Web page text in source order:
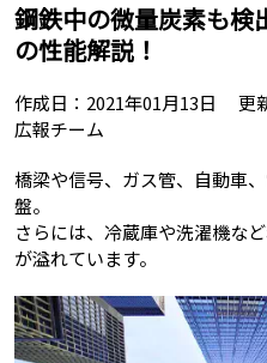
鋼鉄中の微量炭素も検
の性能解説！
作成日： 2021年01月13日 更
広報チーム
橋梁や信号、ガス管、自動車
盤。
さらには、冷蔵庫や洗濯機な
が溢れています。